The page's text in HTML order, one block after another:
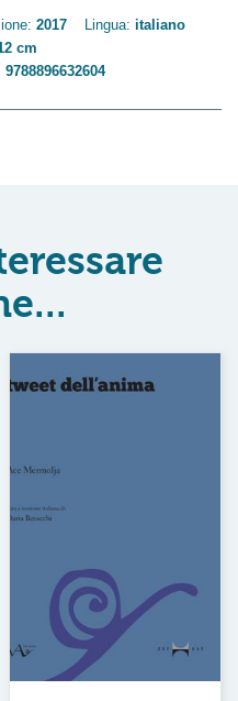
2017 Lingua: italiano
cm
9788896632604